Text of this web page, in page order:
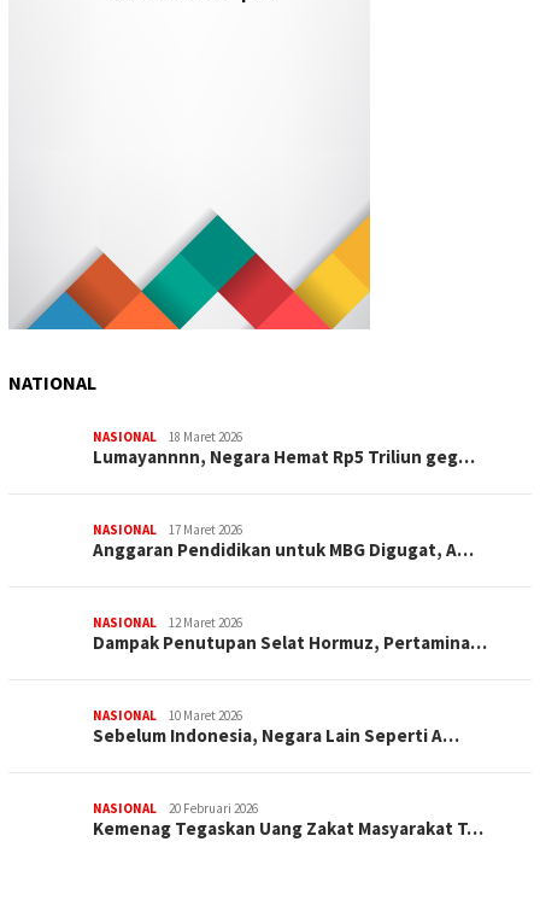
NATIONAL
NASIONAL 18 Maret 2026
Lumayannnn, Negara Hemat Rp5 Triliun geg…
NASIONAL 17 Maret 2026
Anggaran Pendidikan untuk MBG Digugat, A…
NASIONAL 12 Maret 2026
Dampak Penutupan Selat Hormuz, Pertamina…
NASIONAL 10 Maret 2026
Sebelum Indonesia, Negara Lain Seperti A…
NASIONAL 20 Februari 2026
Kemenag Tegaskan Uang Zakat Masyarakat T…